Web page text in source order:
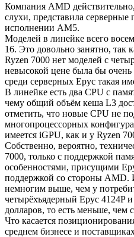
Компания AMD
слухи, представила
исполнении AM5.
Моделей в линейке всего
16. Это довольно занятно,
Ryzen 7000 нет моделей с
невысокой цене была бы
среди серверных Epyc такая
В линейке есть два CPU с
чему общий объём кеша L3
отметить, что новые CPU не
многопроцессорных
имеется iGPU, как и у Ryzen
Собственно, вероятно,
7000, только с поддержкой
особенностями, присущими
поддержкой со стороны
немногим выше, чем у
четырёхъядерный Epyc 4124P и
долларов, то есть меньше,
Что касается
среднем бизнесе и